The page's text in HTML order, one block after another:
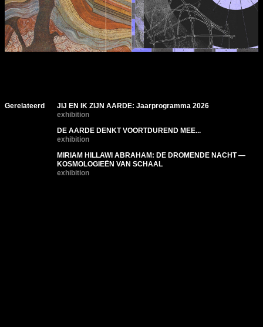
Gerelateerd
JIJ EN IK ZIJN AARDE: Jaarprogramma 2026
exhibition
DE AARDE DENKT VOORTDUREND MEE...
exhibition
MIRIAM HILLAWI ABRAHAM: DE DROMENDE NACHT —
KOSMOLOGIEËN VAN SCHAAL
exhibition